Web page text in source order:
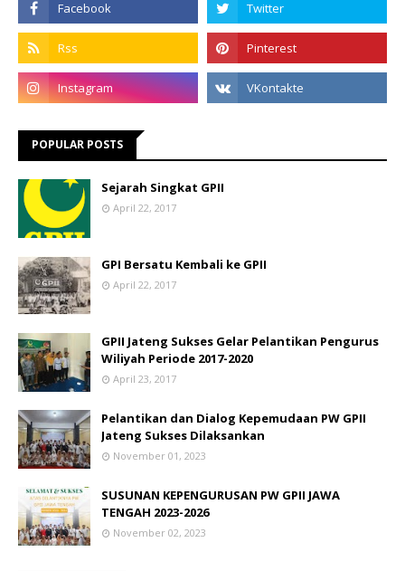
POPULAR POSTS
Sejarah Singkat GPII
April 22, 2017
GPI Bersatu Kembali ke GPII
April 22, 2017
GPII Jateng Sukses Gelar Pelantikan Pengurus
Wiliyah Periode 2017-2020
April 23, 2017
Pelantikan dan Dialog Kepemudaan PW GPII
Jateng Sukses Dilaksankan
November 01, 2023
SUSUNAN KEPENGURUSAN PW GPII JAWA
TENGAH 2023-2026
November 02, 2023